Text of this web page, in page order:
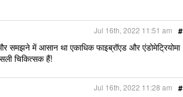
o
o
k
e
r
#
Jul 16th, 2022 11:51 am
में आसान था एकाधिक फाइब्रॉएड और एंडोमेट्रियोमा
चिकित्सक हैं!
#
Jul 16th, 2022 11:28 am